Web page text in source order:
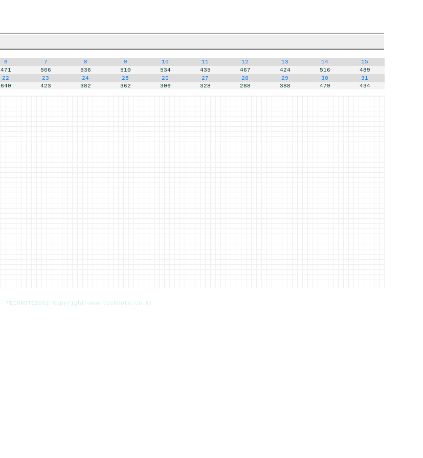
6 7 8 9 10 11 12 13 14
15
471 506 536 510 534 435 467 424 516
489
22 23 24 25 26 27 28 29 30
31
640 423 382 362 306 328 288 388 479 434
TECHNOTE2002 Copyright www.technote.co.kr